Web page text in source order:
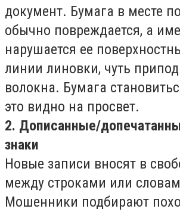
документ. Бумага в месте
обычно повреждается, а
нарушается ее
линии линовки, чуть
волокна. Бумага
это видно на просвет.
2. Дописанные/
знаки
Новые записи вносят в
между строками или
Мошенники подбирают